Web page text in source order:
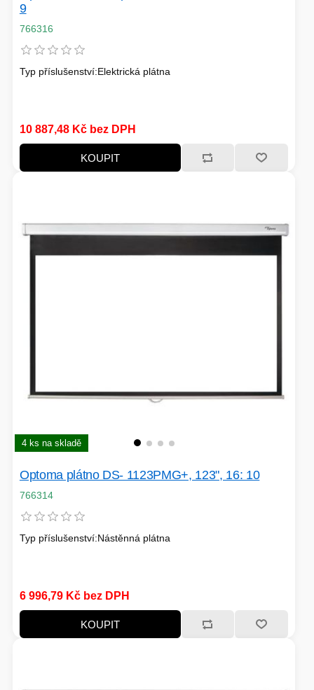
9
766316
Typ příslušenství:Elektrická plátna
10 887,48 Kč bez DPH
KOUPIT
4 ks na skladě
Optoma plátno DS- 1123PMG+, 123", 16: 10
766314
Typ příslušenství:Nástěnná plátna
6 996,79 Kč bez DPH
KOUPIT